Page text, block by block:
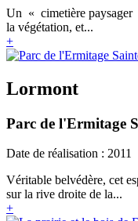
Un « cimetière paysager
la végétation, et...
+
Lormont
Parc de l'Ermitage
Date de réalisation : 2011
Véritable belvédère, cet
sur la rive droite de la...
+